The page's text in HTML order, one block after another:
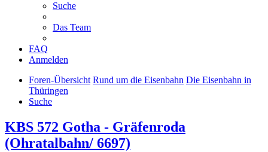
Suche
Das Team
FAQ
Anmelden
Foren-Übersicht Rund um die Eisenbahn Die Eisenbahn in
Thüringen
Suche
KBS 572 Gotha - Gräfenroda
(Ohratalbahn/ 6697)